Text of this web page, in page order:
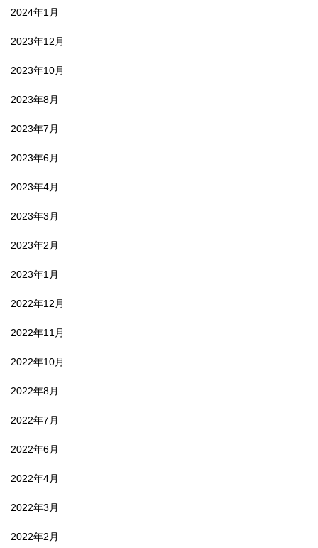
2024年1月
2023年12月
2023年10月
2023年8月
2023年7月
2023年6月
2023年4月
2023年3月
2023年2月
2023年1月
2022年12月
2022年11月
2022年10月
2022年8月
2022年7月
2022年6月
2022年4月
2022年3月
2022年2月